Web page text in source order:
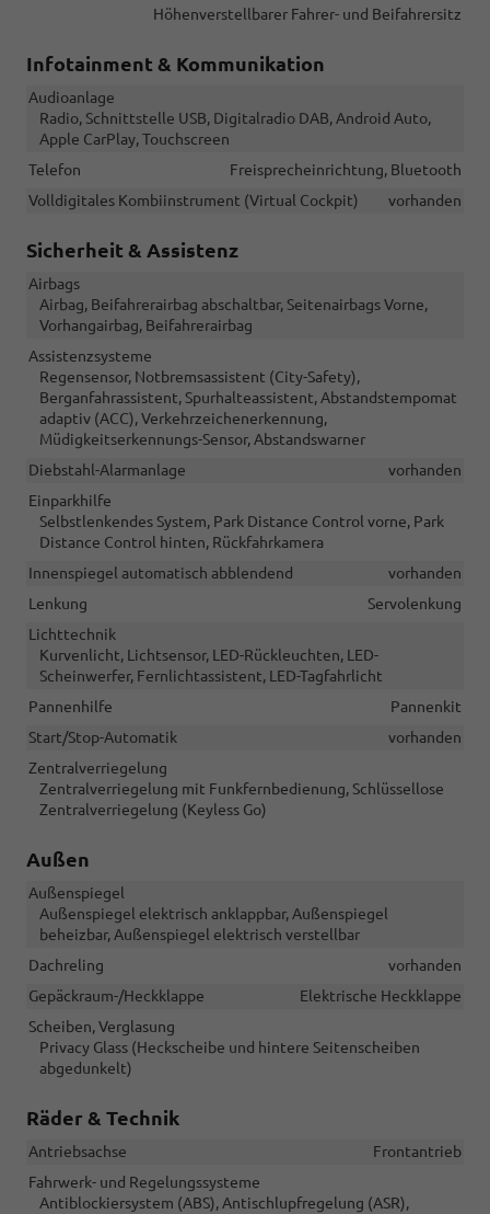
Höhenverstellbarer Fahrer- und Beifahrersitz
Infotainment & Kommunikation
Audioanlage
Radio, Schnittstelle USB, Digitalradio DAB, Android Auto,
Apple CarPlay, Touchscreen
Telefon
Freisprecheinrichtung, Bluetooth
Volldigitales Kombiinstrument (Virtual Cockpit)
vorhanden
Sicherheit & Assistenz
Airbags
Airbag, Beifahrerairbag abschaltbar, Seitenairbags Vorne,
Vorhangairbag, Beifahrerairbag
Assistenzsysteme
Regensensor, Notbremsassistent (City-Safety),
Berganfahrassistent, Spurhalteassistent, Abstandstempomat
adaptiv (ACC), Verkehrzeichenerkennung,
Müdigkeitserkennungs-Sensor, Abstandswarner
Diebstahl-Alarmanlage
vorhanden
Einparkhilfe
Selbstlenkendes System, Park Distance Control vorne, Park
Distance Control hinten, Rückfahrkamera
Innenspiegel automatisch abblendend
vorhanden
Lenkung
Servolenkung
Lichttechnik
Kurvenlicht, Lichtsensor, LED-Rückleuchten, LED-
Scheinwerfer, Fernlichtassistent, LED-Tagfahrlicht
Pannenhilfe
Pannenkit
Start/Stop-Automatik
vorhanden
Zentralverriegelung
Zentralverriegelung mit Funkfernbedienung, Schlüssellose
Zentralverriegelung (Keyless Go)
Außen
Außenspiegel
Außenspiegel elektrisch anklappbar, Außenspiegel
beheizbar, Außenspiegel elektrisch verstellbar
Dachreling
vorhanden
Gepäckraum-/Heckklappe
Elektrische Heckklappe
Scheiben, Verglasung
Privacy Glass (Heckscheibe und hintere Seitenscheiben
abgedunkelt)
Räder & Technik
Antriebsachse
Frontantrieb
Fahrwerk- und Regelungssysteme
Antiblockiersystem (ABS), Antischlupfregelung (ASR),